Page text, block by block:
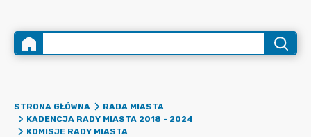
STRONA GŁÓWNA
RADA MIASTA
KADENCJA RADY MIASTA 2018 - 2024
KOMISJE RADY MIASTA